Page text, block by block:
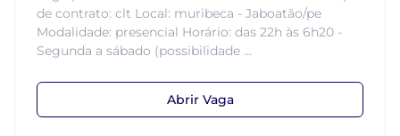
de contrato: clt Local: muribeca - Jaboatão/pe
Modalidade: presencial Horário: das 22h às 6h20 -
Segunda a sábado (possibilidade ...
Abrir Vaga